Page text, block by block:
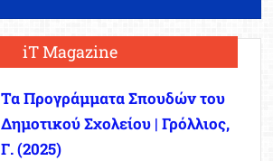
iT Magazine
Τα Προγράμματα Σπουδών του
Δημοτικού Σχολείου | Γρόλλιος,
Γ. (2025)